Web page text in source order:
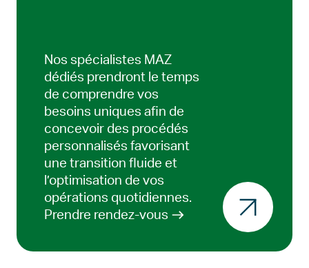
Nos spécialistes MAZ
dédiés prendront le temps
de comprendre vos
besoins uniques afin de
concevoir des procédés
personnalisés favorisant
une transition fluide et
l’optimisation de vos
opérations quotidiennes.
Prendre rendez-vous